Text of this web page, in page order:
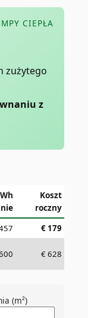
CIEPŁA
zużytego
z
Koszt
roczny
€ 179
€ 628
(m²)